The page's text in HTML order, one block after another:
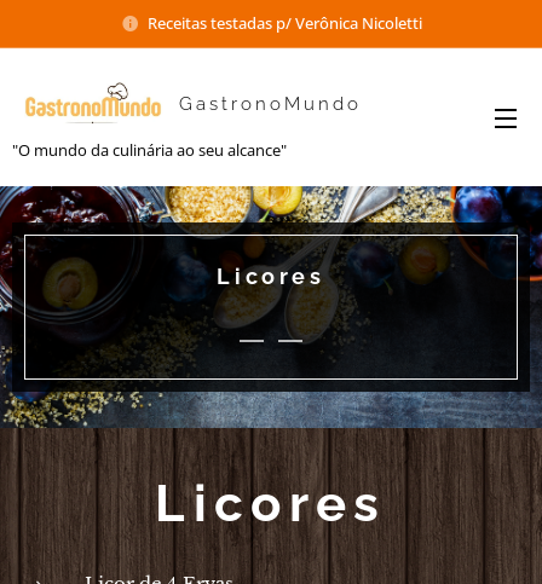
Receitas testadas p/ Verônica Nicoletti
GastronoMundo
"O mundo da culinária ao seu alcance"
Licores
Licores